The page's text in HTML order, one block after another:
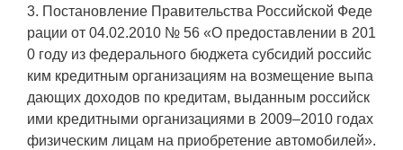
3. Постановление Правительства Российской Феде
рации от 04.02.2010 № 56 «О предоставлении в 201
0 году из федерального бюджета субсидий российс
ким кредитным организациям на возмещение выпа
дающих доходов по кредитам, выданным российск
ими кредитными организациями в 2009–2010 годах
физическим лицам на приобретение автомобилей».